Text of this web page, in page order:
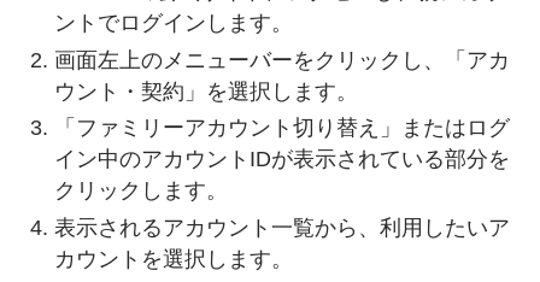
ントでログインします。
画面左上のメニューバーをクリックし、「アカ
ウント・契約」を選択します。
「ファミリーアカウント切り替え」またはログ
イン中のアカウントIDが表示されている部分を
クリックします。
表示されるアカウント一覧から、利用したいア
カウントを選択します。